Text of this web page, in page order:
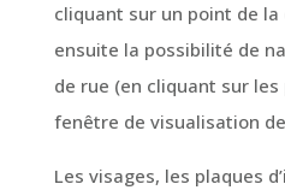
cliquant sur un point de la
ensuite la possibilité de
de rue (en cliquant sur
fenêtre de visualisation
Les visages, les plaques